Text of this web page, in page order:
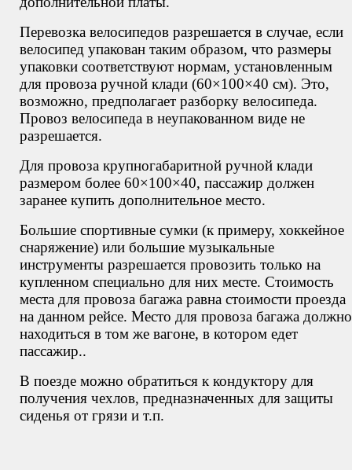
Перевозка велосипедов разрешается в случае, если
велосипед упакован таким образом, что размеры
упаковки соответствуют нормам, установленным
для провоза ручной клади (60×100×40 см). Это,
возможно, предполагает разборку велосипеда.
Провоз велосипеда в неупакованном виде не
разрешается.
Для провоза крупногабаритной ручной клади
размером более 60×100×40, пассажир должен
заранее купить дополнительное место.
Большие спортивные сумки (к примеру, хоккейное
снаряжение) или большие музыкальные
инструменты разрешается провозить только на
купленном специально для них месте. Стоимость
места для провоза багажа равна стоимости проезда
на данном рейсе. Место для провоза багажа должно
находиться в том же вагоне, в котором едет
пассажир..
В поезде можно обратиться к кондуктору для
получения чехлов, предназначенных для защиты
сиденья от грязи и т.п.